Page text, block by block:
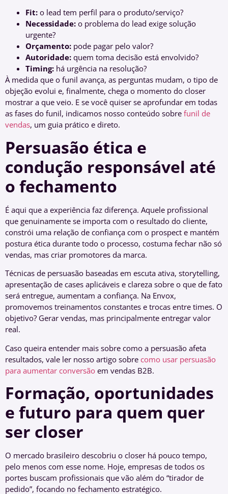
Fit: o lead tem perfil para o produto/serviço?
Necessidade: o problema do lead exige solução
urgente?
Orçamento: pode pagar pelo valor?
Autoridade: quem toma decisão está envolvido?
Timing: há urgência na resolução?
À medida que o funil avança, as perguntas mudam, o tipo de
objeção evolui e, finalmente, chega o momento do closer
mostrar a que veio. E se você quiser se aprofundar em todas
as fases do funil, indicamos nosso conteúdo sobre funil de
vendas, um guia prático e direto.
Persuasão ética e
condução responsável até
o fechamento
É aqui que a experiência faz diferença. Aquele profissional
que genuinamente se importa com o resultado do cliente,
constrói uma relação de confiança com o prospect e mantém
postura ética durante todo o processo, costuma fechar não só
vendas, mas criar promotores da marca.
Técnicas de persuasão baseadas em escuta ativa, storytelling,
apresentação de cases aplicáveis e clareza sobre o que de fato
será entregue, aumentam a confiança. Na Envox,
promovemos treinamentos constantes e trocas entre times. O
objetivo? Gerar vendas, mas principalmente entregar valor
real.
Caso queira entender mais sobre como a persuasão afeta
resultados, vale ler nosso artigo sobre como usar persuasão
para aumentar conversão em vendas B2B.
Formação, oportunidades
e futuro para quem quer
ser closer
O mercado brasileiro descobriu o closer há pouco tempo,
pelo menos com esse nome. Hoje, empresas de todos os
portes buscam profissionais que vão além do “tirador de
pedido”, focando no fechamento estratégico.